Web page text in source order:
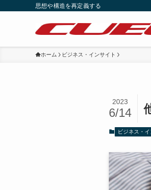
思想や構造を再定義する
ホーム ビジネス・インサイト
2023
6/14
ビジネス・